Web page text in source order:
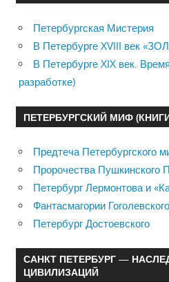
Петербургская Мистерия
В Петербурге XVIII век
В Петербурге XIX век.
разработке)
ПЕТЕРБУРГСКИЙ МИФ
Предтеча Петербургского
Пророчества Пушкинского
Петербург Лермонтова и
Фантасмагории
Петербург Достоевского
САНКТ ПЕТЕРБУРГ —
ЦИВИЛИЗАЦИЙ